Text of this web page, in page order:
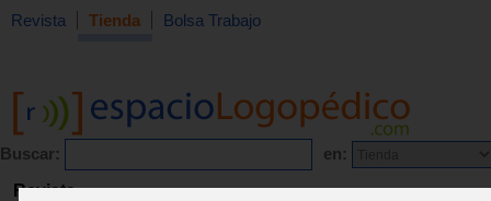
Revista Tienda Bolsa Trabajo
Buscar: en:
Revista